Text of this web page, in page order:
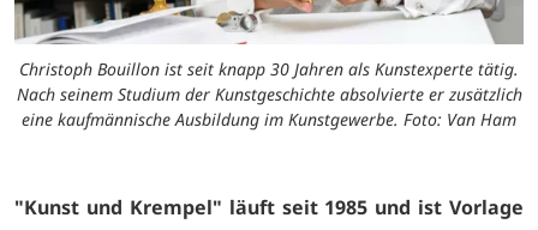
Christoph Bouillon ist seit knapp 30 Jahren als Kunstexperte tätig.
Nach seinem Studium der Kunstgeschichte absolvierte er zusätzlich
eine kaufmännische Ausbildung im Kunstgewerbe. Foto: Van Ham
"Kunst und Krempel" läuft seit 1985 und ist Vorlage